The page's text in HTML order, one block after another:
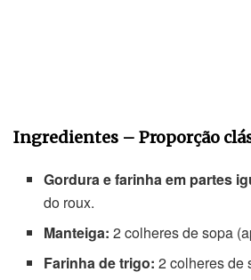
Ingredientes – Proporção
Gordura e farinha em partes
do roux.
Manteiga: 2 colheres de sopa
Farinha de trigo: 2 colheres de